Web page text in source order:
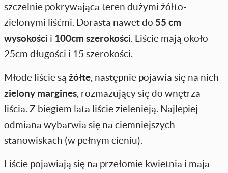
szczelnie pokrywająca teren dużymi żółto-
zielonymi liśćmi. Dorasta nawet do 55 cm
wysokości i 100cm szerokości. Liście mają około
25cm długości i 15 szerokości.
Młode liście są żółte, następnie pojawia się na nich
zielony margines, rozmazujący się do wnętrza
liścia. Z biegiem lata liście zielenieją. Najlepiej
odmiana wybarwia się na ciemniejszych
stanowiskach (w pełnym cieniu).
Liście pojawiają się na przełomie kwietnia i maja